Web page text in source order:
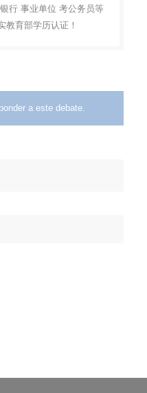
行 事业单位 考公务员等
教育部学历认证！
a este debate.